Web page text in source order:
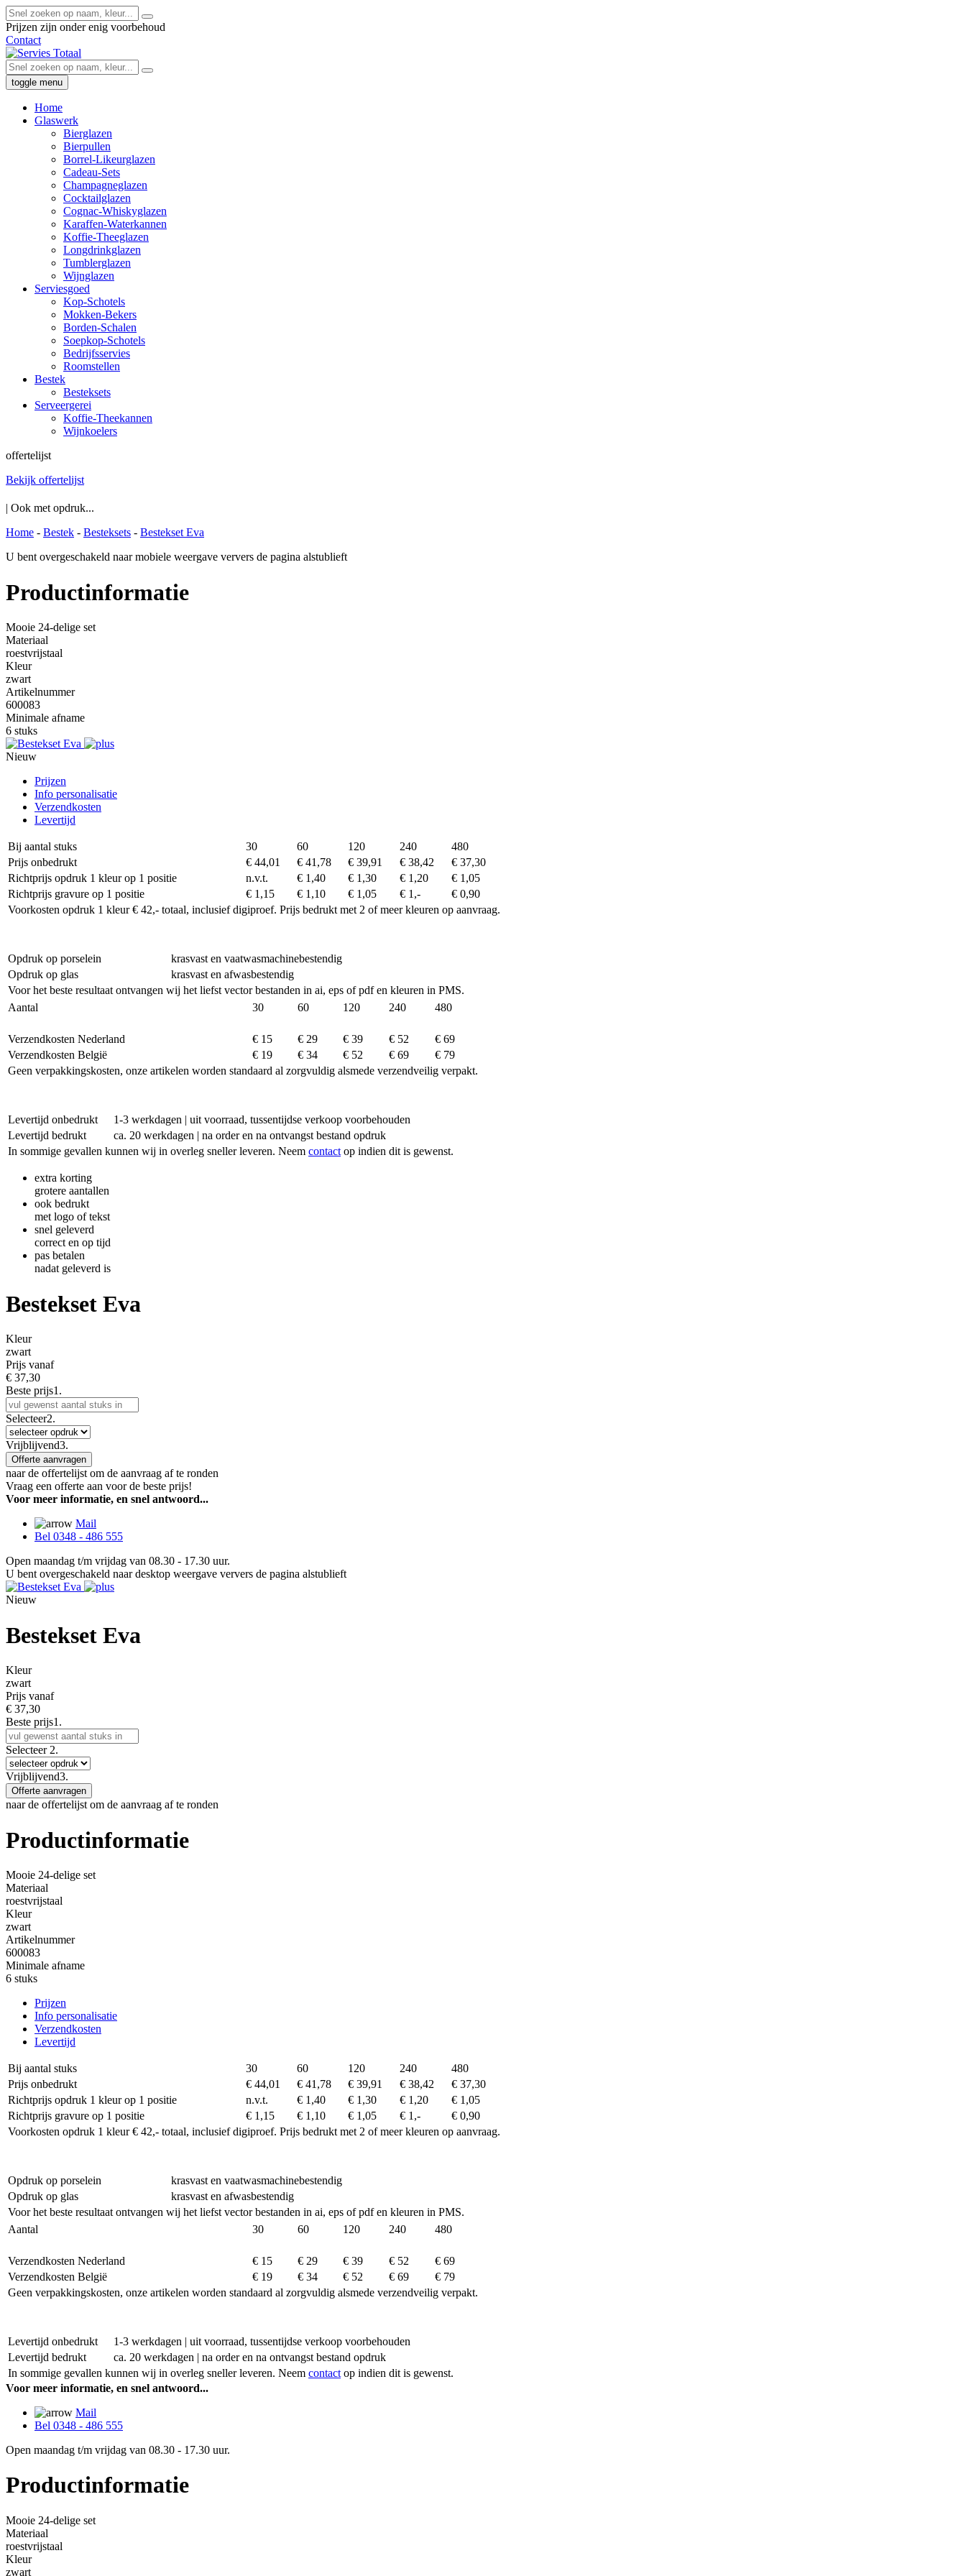
Prijzen zijn onder enig voorbehoud
Contact
toggle menu
Home
Glaswerk
Bierglazen
Bierpullen
Borrel-Likeurglazen
Cadeau-Sets
Champagneglazen
Cocktailglazen
Cognac-Whiskyglazen
Karaffen-Waterkannen
Koffie-Theeglazen
Longdrinkglazen
Tumblerglazen
Wijnglazen
Serviesgoed
Kop-Schotels
Mokken-Bekers
Borden-Schalen
Soepkop-Schotels
Bedrijfsservies
Roomstellen
Bestek
Besteksets
Serveergerei
Koffie-Theekannen
Wijnkoelers
offertelijst
Bekijk offertelijst
| Ook met opdruk...
Home - Bestek - Besteksets - Bestekset Eva
U bent overgeschakeld naar mobiele weergave ververs de pagina alstublieft
Productinformatie
Mooie 24-delige set
Materiaal
roestvrijstaal
Kleur
zwart
Artikelnummer
600083
Minimale afname
6 stuks
Nieuw
Prijzen
Info personalisatie
Verzendkosten
Levertijd
Bij aantal stuks 30 60 120 240
480
Prijs onbedrukt
€ 44,01 € 41,78 € 39,91 € 38,42
€ 37,30
Richtprijs opdruk 1 kleur op 1 positie
n.v.t. € 1,40 € 1,30 € 1,20
€ 1,05
Richtprijs gravure op 1 positie
€ 1,15 € 1,10 € 1,05 € 1,-
€ 0,90
Voorkosten opdruk 1 kleur € 42,- totaal, inclusief digiproef. Prijs bedrukt met 2 of meer kleuren op aanvraag.
Opdruk op porselein
krasvast en vaatwasmachinebestendig
Opdruk op glas
krasvast en afwasbestendig
Voor het beste resultaat ontvangen wij het liefst vector bestanden in ai, eps of pdf en kleuren in PMS.
Aantal
30 60 120 240 480
Verzendkosten Nederland € 15 € 29 € 39 € 52
€ 69
Verzendkosten België
€ 19 € 34 € 52 € 69
€ 79
Geen verpakkingskosten, onze artikelen worden standaard al zorgvuldig alsmede verzendveilig verpakt.
Levertijd onbedrukt
1-3 werkdagen | uit voorraad, tussentijdse verkoop voorbehouden
Levertijd bedrukt
ca. 20 werkdagen | na order en na ontvangst bestand opdruk
In sommige gevallen kunnen wij in overleg sneller leveren. Neem contact op indien dit is gewenst.
extra korting
grotere aantallen
ook bedrukt
met logo of tekst
snel geleverd
correct en op tijd
pas betalen
nadat geleverd is
Bestekset Eva
Kleur
zwart
Prijs vanaf
€ 37,30
Beste prijs1.
Selecteer2.
Vrijblijvend3.
Offerte aanvragen
naar de offertelijst om de aanvraag af te ronden
Vraag een offerte aan voor de beste prijs!
Voor meer informatie, en snel antwoord...
Mail
Bel 0348 - 486 555
Open maandag t/m vrijdag van 08.30 - 17.30 uur.
U bent overgeschakeld naar desktop weergave ververs de pagina alstublieft
Nieuw
Bestekset Eva
Kleur
zwart
Prijs vanaf
€ 37,30
Beste prijs1.
Selecteer 2.
Vrijblijvend3.
Offerte aanvragen
naar de offertelijst om de aanvraag af te ronden
Productinformatie
Mooie 24-delige set
Materiaal
roestvrijstaal
Kleur
zwart
Artikelnummer
600083
Minimale afname
6 stuks
Prijzen
Info personalisatie
Verzendkosten
Levertijd
Bij aantal stuks 30 60 120 240
480
Prijs onbedrukt
€ 44,01 € 41,78 € 39,91 € 38,42
€ 37,30
Richtprijs opdruk 1 kleur op 1 positie
n.v.t. € 1,40 € 1,30 € 1,20
€ 1,05
Richtprijs gravure op 1 positie
€ 1,15 € 1,10 € 1,05 € 1,-
€ 0,90
Voorkosten opdruk 1 kleur € 42,- totaal, inclusief digiproef. Prijs bedrukt met 2 of meer kleuren op aanvraag.
Opdruk op porselein
krasvast en vaatwasmachinebestendig
Opdruk op glas
krasvast en afwasbestendig
Voor het beste resultaat ontvangen wij het liefst vector bestanden in ai, eps of pdf en kleuren in PMS.
Aantal
30 60 120 240 480
Verzendkosten Nederland € 15 € 29 € 39 € 52
€ 69
Verzendkosten België
€ 19 € 34 € 52 € 69
€ 79
Geen verpakkingskosten, onze artikelen worden standaard al zorgvuldig alsmede verzendveilig verpakt.
Levertijd onbedrukt
1-3 werkdagen | uit voorraad, tussentijdse verkoop voorbehouden
Levertijd bedrukt
ca. 20 werkdagen | na order en na ontvangst bestand opdruk
In sommige gevallen kunnen wij in overleg sneller leveren. Neem contact op indien dit is gewenst.
Voor meer informatie, en snel antwoord...
Mail
Bel 0348 - 486 555
Open maandag t/m vrijdag van 08.30 - 17.30 uur.
Productinformatie
Mooie 24-delige set
Materiaal
roestvrijstaal
Kleur
zwart